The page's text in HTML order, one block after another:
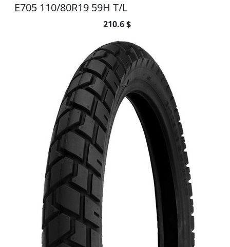
E705 110/80R19 59H T/L
210.6 $